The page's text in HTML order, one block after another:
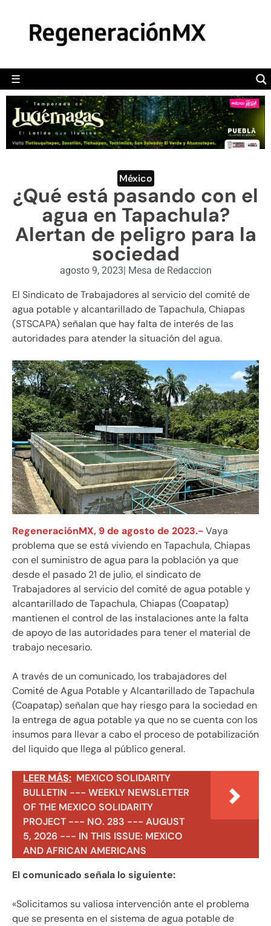
☰
POLÍTICA
CAMALEÓN
OPINIÓN
DEPORTES
ENGLISH SECTION
VIDEOS
México
¿Qué está pasando con el
agua en Tapachula?
Alertan de peligro para la
sociedad
agosto 9, 2023| Mesa de Redaccion
El Sindicato de Trabajadores al servicio del comité de
agua potable y alcantarillado de Tapachula, Chiapas
(STSCAPA) señalan que hay falta de interés de las
autoridades para atender la situación del agua.
RegeneraciónMX, 9 de agosto de 2023.- Vaya
problema que se está viviendo en Tapachula, Chiapas
con el suministro de agua para la población ya que
desde el pasado 21 de julio, el sindicato de
Trabajadores al servicio del comité de agua potable y
alcantarillado de Tapachula, Chiapas (Coapatap)
mantienen el control de las instalaciones ante la falta
de apoyo de las autoridades para tener el material de
trabajo necesario.
A través de un comunicado, los trabajadores del
Comité de Agua Potable y Alcantarillado de Tapachula
(Coapatap) señalan que hay riesgo para la sociedad en
la entrega de agua potable ya que no se cuenta con los
insumos para llevar a cabo el proceso de potabilización
del liquido que llega al público general.
LEER MÁS: MEXICO SOLIDARITY
BULLETIN --- WEEKLY NEWSLETTER
OF THE MEXICO SOLIDARITY
PROJECT --- NO. 283 --- AUGUST
5, 2026 --- IN THIS ISSUE: MEXICO
AND AFRICAN AMERICANS
El comunicado señala lo siguiente:
«Solicitamos su valiosa intervención ante el problema
que se presenta en el sistema de agua potable de